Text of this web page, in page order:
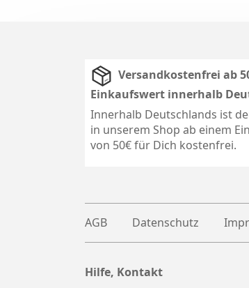
Versandkostenfrei ab
Einkaufswert innerhalb
Innerhalb Deutschlands ist
in unserem Shop ab einem
von 50€ für Dich kostenfrei.
AGB Datenschutz
Hilfe, Kontakt